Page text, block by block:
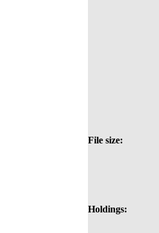
File size:
Holdings: